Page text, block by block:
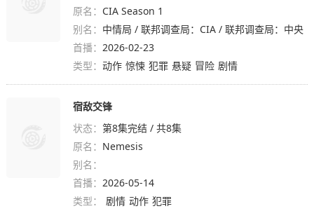
原名： CIA Season 1
别名： 中情局 / 联邦调查局：CIA / 联邦调查局：中央
情报局 / 联邦调查局：中情局 / FBI: CIA
首播： 2026-02-23
类型：动作 惊悚 犯罪 悬疑 冒险 剧情
宿敌交锋
状态：第8集完结 / 共8集
原名： Nemesis
别名：
首播：2026-05-14
类型：
剧情 动作 犯罪